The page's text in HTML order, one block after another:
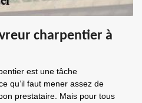
charpentier à
est une tâche
qu’il faut mener assez de
prestataire. Mais pour tous